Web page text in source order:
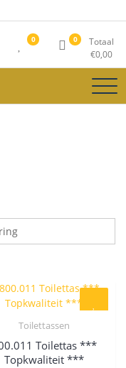
0 0
Totaal
€0,00
Toilettassen
Toilettas ***
Topkwaliteit ***